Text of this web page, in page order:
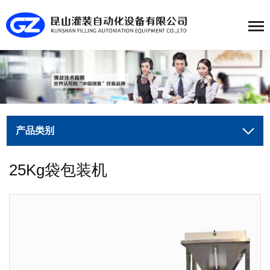
产品类别
25Kg袋包装机